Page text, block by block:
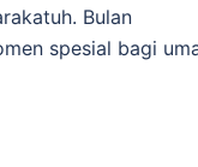
Bulan
spesial bagi